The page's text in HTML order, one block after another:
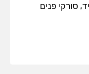
סורקי פנים